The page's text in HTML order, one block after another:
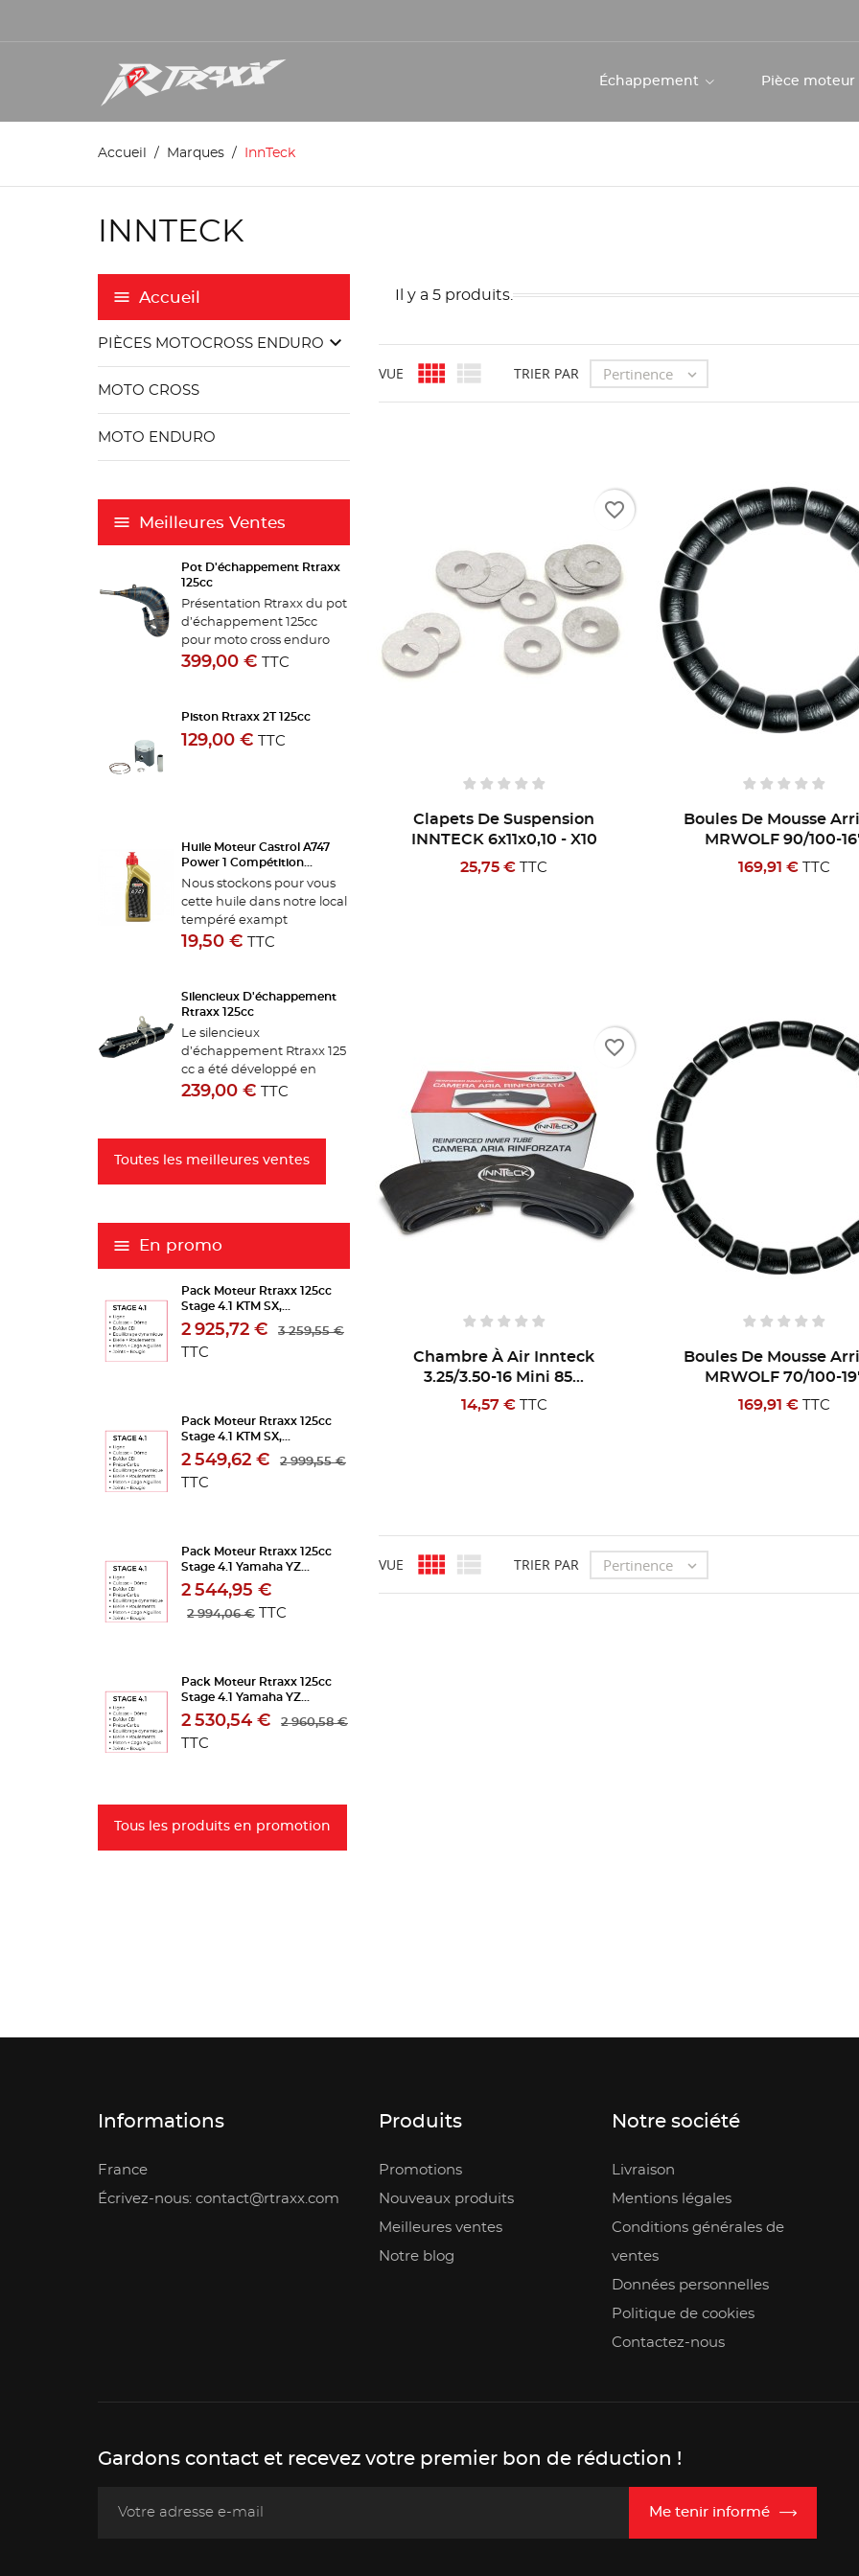
Échappement Pièce moteur
Accueil Marques InnTeck
INNTECK
Accueil
PIÈCES MOTOCROSS ENDURO keyboard_arrow_down
MOTO CROSS
MOTO ENDURO
Meilleures Ventes
Pot D'échappement Rtraxx
125cc
Présentation Rtraxx du pot
d’échappement 125cc
pour moto cross enduro
KTM, Husqvarna, GasGas,
parfaitement sur votre
motocross 2 temps et...
399,00 € TTC
Piston Rtraxx 2T 125cc
129,00 € TTC
Huile Moteur Castrol A747
Power 1 Compétition...
Nous stockons pour vous
cette huile dans notre local
tempéré exampt
d'humidité. Cette huile
automatique La
lubrification de votre
moteur sera...
19,50 € TTC
Silencieux D'échappement
Rtraxx 125cc
Le silencieux
d’échappement Rtraxx 125
cc a été développé en
France pour répondre aux
plus exigeants. Son objectif
: offrir un gain de
239,00 € TTC
Toutes les meilleures ventes
En promo
Pack Moteur Rtraxx 125cc
Stage 4.1 KTM SX,...
2 925,72 € 3 259,55 €
TTC
Pack Moteur Rtraxx 125cc
Stage 4.1 KTM SX,...
2 549,62 € 2 999,55 €
TTC
Pack Moteur Rtraxx 125cc
Stage 4.1 Yamaha YZ...
2 544,95 €
2 994,06 € TTC
Pack Moteur Rtraxx 125cc
Stage 4.1 Yamaha YZ...
2 530,54 € 2 960,58 €
TTC
Tous les produits en promotion
Il y a 5 produits.
VUE   TRIER PAR Pertinence 
Clapets De Suspension
INNTECK 6x11x0,10 - X10
25,75 € TTC
favorite_border
Boules De Mousse
MRWOLF 90/100-
169,91 € TTC
Chambre À Air Innteck
3.25/3.50-16 Mini 85...
14,57 €TTC
favorite_border
Boules De Mousse
MRWOLF 70/100-
169,91 € TTC
VUE   TRIER PAR Pertinence 
Informations
France
Écrivez-nous: contact@rtraxx.com
Produits
Promotions
Nouveaux produits
Meilleures ventes
Notre blog
Notre société
Livraison
Mentions légales
Conditions générales de
ventes
Données personnelles
Politique de cookies
Contactez-nous
MES LISTES
add_circle_outline Créer une nouvelle
((confirmMessage))
Créer une liste d'envies
Vous devez être connecté pour ajouter des produits à votre liste
d'envies.
Connexion
Gardons contact et recevez votre premier bon de réduction !
Me tenir informé